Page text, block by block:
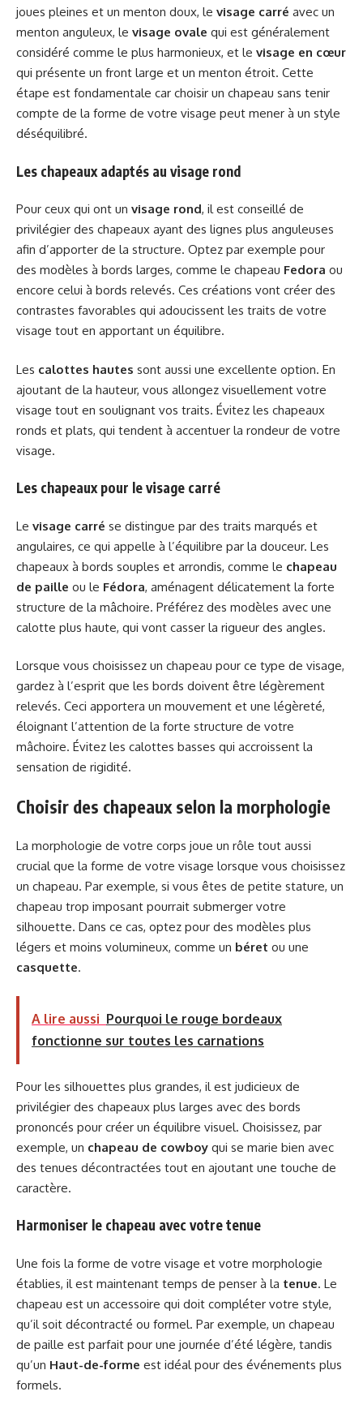
joues pleines et un menton doux, le visage carré avec un
menton anguleux, le visage ovale qui est généralement
considéré comme le plus harmonieux, et le visage en cœur
qui présente un front large et un menton étroit. Cette
étape est fondamentale car choisir un chapeau sans tenir
compte de la forme de votre visage peut mener à un style
déséquilibré.
Les chapeaux adaptés au visage rond
Pour ceux qui ont un visage rond, il est conseillé de
privilégier des chapeaux ayant des lignes plus anguleuses
afin d’apporter de la structure. Optez par exemple pour
des modèles à bords larges, comme le chapeau Fedora ou
encore celui à bords relevés. Ces créations vont créer des
contrastes favorables qui adoucissent les traits de votre
visage tout en apportant un équilibre.
Les calottes hautes sont aussi une excellente option. En
ajoutant de la hauteur, vous allongez visuellement votre
visage tout en soulignant vos traits. Évitez les chapeaux
ronds et plats, qui tendent à accentuer la rondeur de votre
visage.
Les chapeaux pour le visage carré
Le visage carré se distingue par des traits marqués et
angulaires, ce qui appelle à l’équilibre par la douceur. Les
chapeaux à bords souples et arrondis, comme le chapeau
de paille ou le Fédora, aménagent délicatement la forte
structure de la mâchoire. Préférez des modèles avec une
calotte plus haute, qui vont casser la rigueur des angles.
Lorsque vous choisissez un chapeau pour ce type de visage,
gardez à l’esprit que les bords doivent être légèrement
relevés. Ceci apportera un mouvement et une légèreté,
éloignant l’attention de la forte structure de votre
mâchoire. Évitez les calottes basses qui accroissent la
sensation de rigidité.
Choisir des chapeaux selon la morphologie
La morphologie de votre corps joue un rôle tout aussi
crucial que la forme de votre visage lorsque vous choisissez
un chapeau. Par exemple, si vous êtes de petite stature, un
chapeau trop imposant pourrait submerger votre
silhouette. Dans ce cas, optez pour des modèles plus
légers et moins volumineux, comme un béret ou une
casquette.
A lire aussi Pourquoi le rouge bordeaux
fonctionne sur toutes les carnations
Pour les silhouettes plus grandes, il est judicieux de
privilégier des chapeaux plus larges avec des bords
prononcés pour créer un équilibre visuel. Choisissez, par
exemple, un chapeau de cowboy qui se marie bien avec
des tenues décontractées tout en ajoutant une touche de
caractère.
Harmoniser le chapeau avec votre tenue
Une fois la forme de votre visage et votre morphologie
établies, il est maintenant temps de penser à la tenue. Le
chapeau est un accessoire qui doit compléter votre style,
qu’il soit décontracté ou formel. Par exemple, un chapeau
de paille est parfait pour une journée d’été légère, tandis
qu’un Haut-de-forme est idéal pour des événements plus
formels.